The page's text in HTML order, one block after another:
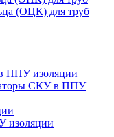
(ОЦК) для труб
ППУ изоляции
СКУ в ППУ
изоляции